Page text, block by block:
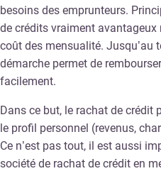
besoins des emprunteurs.
de crédits vraiment
coût des mensualité. Jusqu’au
démarche permet de
facilement.
Dans ce but, le rachat de crédit
le profil personnel (revenus,
Ce n’est pas tout, il est aussi
société de rachat de crédit en